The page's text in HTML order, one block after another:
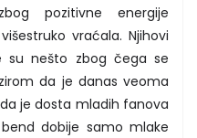
pozitivne energije
vraćala. Njihovi
su nešto zbog čega se
da je danas veoma
je dosta mladih fanova
dobije samo mlake